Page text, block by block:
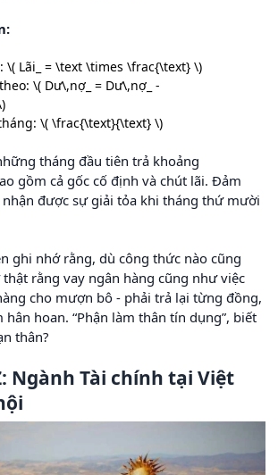
\( Lãi_ = \text \times \frac{\text} \)
\( Dư\,nợ_ = Dư\,nợ_ -
\( \frac{\text}{\text} \)
tháng đầu tiên trả khoảng
gồm cả gốc cố định và chút lãi. Đảm
nhận được sự giải tỏa khi tháng thứ mười
ghi nhớ rằng, dù công thức nào cũng
rằng vay ngân hàng cũng như việc
cho mượn bô - phải trả lại từng đồng,
hoan. “Phận làm thân tín dụng”, biết
thân?
Ngành Tài chính tại Việt